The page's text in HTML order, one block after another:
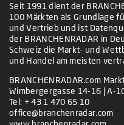
Seit 1991 dient der
100 Märkten als Grundlage
und Vertrieb und ist
der BRANCHENRADAR in
Schweiz die Markt- und
und Handel am meisten
BRANCHENRADAR.com
Wimbergergasse 14-16 | A-
Tel: + 43 1 470 65 10
office@branchenradar.com